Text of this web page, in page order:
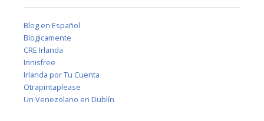
Blog en Español
Blogicamente
CRE Irlanda
Innisfree
Irlanda por Tu Cuenta
Otrapintaplease
Un Venezolano en Dublín